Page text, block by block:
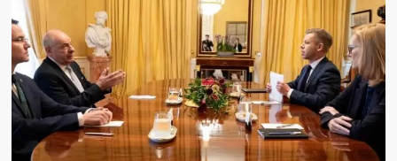
on
Péter
nem
tud
Fidesz